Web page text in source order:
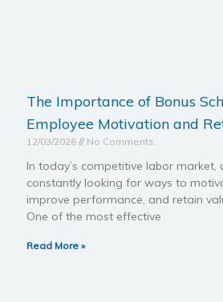
The Importance of Bonus
Employee Motivation and
12/03/2026 No Comments
In today’s competitive labor market,
constantly looking for ways to
improve performance, and retain
One of the most effective
Read More »